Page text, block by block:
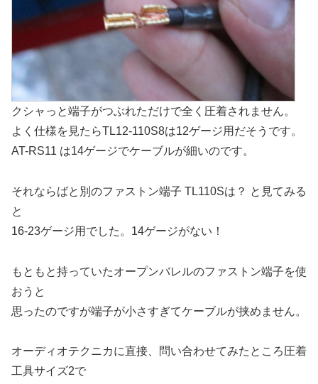
クシャっと端子がつぶれただけで全く圧着されません。
よく仕様を見たらTL12-110S8は12ゲージ用だそうです。
AT-RS11 は14ゲージでケーブルが細いのです。
それならばと別のファストン端子 TL110Sは？ と見てみる
と
16-23ゲージ用でした。14ゲージがない！
もともと持っていたオープンバレルのファストン端子を使
おうと
思ったのですが端子が小さすぎてケーブルが挟めません。
オーディオテクニカに直接、問い合わせてみたところ圧着
工具サイズ2で